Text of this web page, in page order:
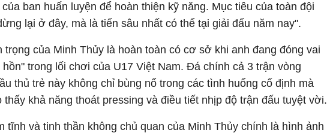
ban huấn luyện để hoàn thiện kỹ năng. Mục tiêu của toàn đội
lại ở đây, mà là tiến sâu nhất có thể tại giải đấu năm nay".
trọng của Minh Thủy là hoàn toàn có cơ sở khi anh đang đóng vai
hồn" trong lối chơi của U17 Việt Nam. Đá chính cả 3 trận vòng
thủ trẻ này không chỉ bùng nổ trong các tình huống cố định mà
thấy khả năng thoát pressing và điều tiết nhịp độ trận đấu tuyệt vời.
tĩnh và tinh thần không chủ quan của Minh Thủy chính là hình ảnh